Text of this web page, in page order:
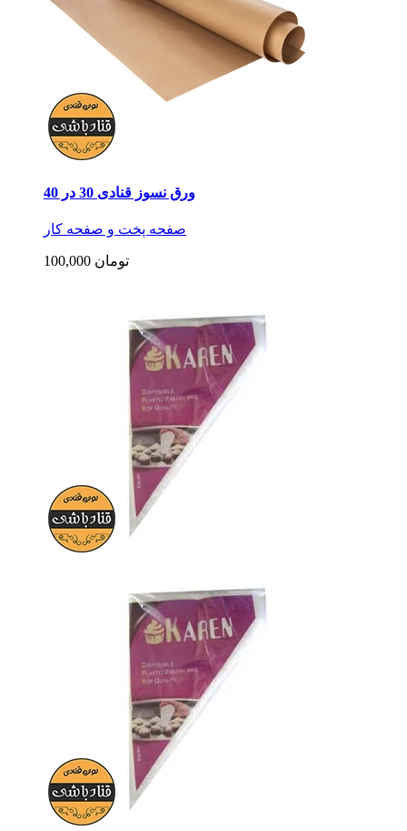
ورق نسوز قنادی 30 در 40
صفحه پخت و صفحه کار
100,000 تومان